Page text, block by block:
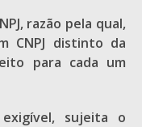
razão pela qual,
CNPJ distinto da
para cada um
sujeita o